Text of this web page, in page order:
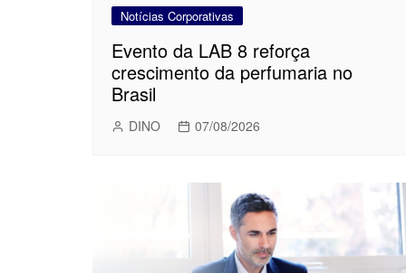
Notícias Corporativas
Evento da LAB 8 reforça
crescimento da perfumaria no
Brasil
DINO 07/08/2026